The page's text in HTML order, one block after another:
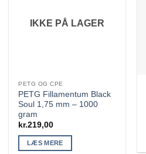
IKKE PÅ LAGER
PETG OG CPE
PETG Fillamentum Black
Soul 1,75 mm – 1000
gram
kr.219,00
LÆS MERE